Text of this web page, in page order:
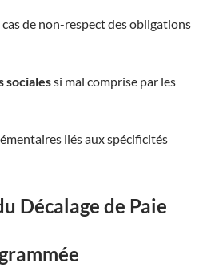
cas de non-respect des obligations
socialessi mal comprise par les
liés aux spécificités
Décalage de Paie